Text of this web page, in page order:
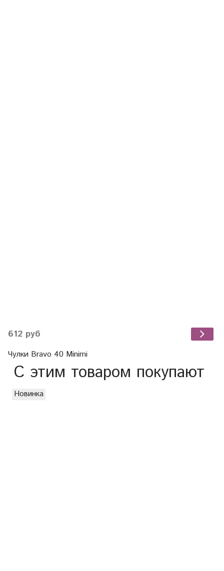
612 руб
Чулки Bravo 40 Minimi
С этим товаром покупают
Новинка